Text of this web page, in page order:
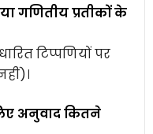
गणितीय प्रतीकों के
टिप्पणियों पर
अनुवाद कितने